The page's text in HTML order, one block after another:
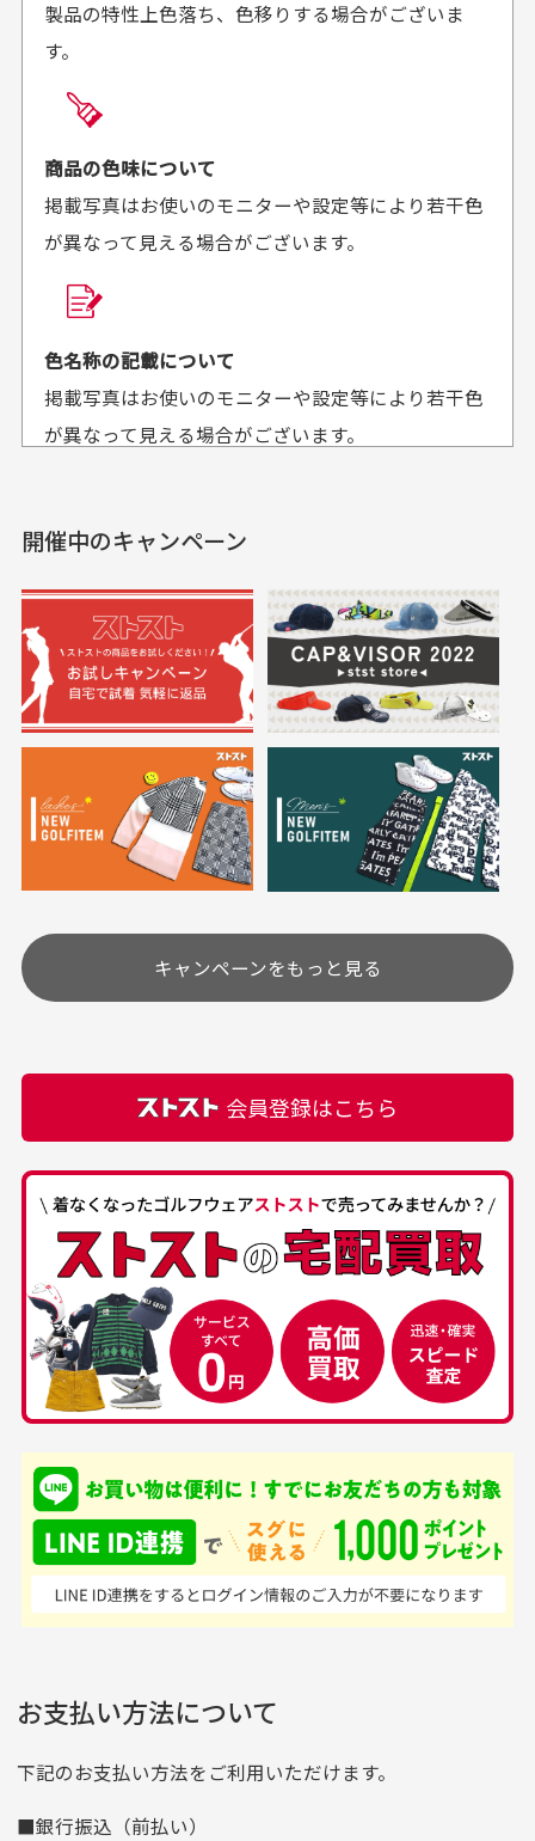
に梱包されていて、商品
の状態も良好でした。気
があればよろしくお願い
来ました。またお願いし
セールかつポイント
も使えて、お得に購
入出来ました
セールかつポイントも使
満足です。
おります
欲しかったスカートが購
30代女性
高価なブルゾンがお
購入できました。状態も
最高でした。
30代女性
いつも素敵な商品を
す
商品をありがとうござい
ます。
30代男性
中古ゴルフウェアの
品揃えがすごい
て、ここまでゴルフブラ
ンドの取り扱いがあるの
はすごい。 毎日たくさ
んの商品がアップされて
いるので新作チェックす
50代男性
安心して中古ウェア
を買えるお店です
品ですが綺麗に梱包され
ており商品を大切にして
いる感が伝わってきまし
た 「フロント部分に汚
れあり」と記載ありまし
[…]
商品の受け渡しは、ゆうパックでの配送のみとさせて
頂いております。
商品購入からどれくらいで発送してもらえます
か？
平日午前9時までのご注文で最短当日発送させて頂いて
せて頂いております。
送料はいくらかかりますか？
何点ご購入頂いた場合も全国一律で800円とさせて頂
いております。(1配送先につき)
また5,000円(税込)以上お買い物をして頂けた場合は送
※必ず１つのショッピングカートに複数商品を入れて
ご注文下さいませ。
定休日はありますか？
土.日.祝日は定休日となっております。
その他の休日につきましてはサイト上にて告知させて
頂きます。
カートの有効時間はありますか？
は自動的にカート内の商品が削除されますのでご注意
下さい。
お気に入り機能をご利用下さい。
製品の特性上色落ち、色移りする場合がございま
す。
商品の色味について
掲載写真はお使いのモニターや設定等により若干色
が異なって見える場合がございます。
色名称の記載について
掲載写真はお使いのモニターや設定等により若干色
が異なって見える場合がございます。
実寸サイズについて
一点一点手作業で計測しておりますので、若干の誤
差が生じる場合がございます。
においについて
ユーズド商品の特性故、メンテンスを行っておりま
すが、におい（煙草、香水、お香、古着特有の香
り、柔軟剤等)が付着している場合がございます。
付属品について
付属品の記載につきましては、弊社に入荷した時点
ある場合もございます。
経年劣化について
当店では商品の管理には細心の注意を払っておりま
すが、経年により素材の劣化やパーツの強度低下が
生じている場合がございます。
銀行振込（前払い）
入金確認後商品発送となります。
※土曜、日曜、祝日は入金確認及び発送業務は致しておりま
せん。
尚、お振込み手数料はお客様ご負担となります。入金確認後
商品発送となります。
ご注文頂いてから7日以内をお振込み期限とさせ
りますのでご了承くださいませ。
支店名
和歌山支店
口座種別
普通
申し込まれた商品と届いた商品が異なっている場合
商品説明に記載されていない汚れやダメージがある商品
の場合
開催中のキャンペーン
キャンペーンをもっと見る
会員登録はこちら
お支払い方法について
下記のお支払い方法をご利用いただけます。
■銀行振込（前払い）